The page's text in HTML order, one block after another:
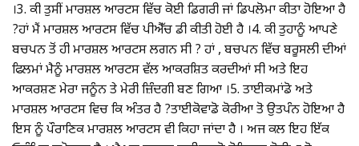
।3. ਕੀ ਤੁਸੀਂ ਮਾਰਸ਼ਲ ਆਰਟਸ ਵਿੱਚ ਕੋਈ ਡਿਗਰੀ ਜਾਂ ਡਿਪਲੋਮਾ ਕੀਤਾ ਹੋਇਆ ਹੈ
?ਹਾਂ ਮੈਂ ਮਾਰਸ਼ਲ ਆਰਟਸ ਵਿੱਚ ਪੀਐੱਚ ਡੀ ਕੀਤੀ ਹੋਈ ਹੈ ।4. ਕੀ ਤੁਹਾਨੂੰ ਆਪਣੇ
ਬਚਪਨ ਤੋਂ ਹੀ ਮਾਰਸ਼ਲ ਆਰਟਸ ਲਗਨ ਸੀ ? ਹਾਂ , ਬਚਪਨ ਵਿੱਚ ਬਰੂਸਲੀ ਦੀਆਂ
ਫਿਲਮਾਂ ਮੈਨੂੰ ਮਾਰਸ਼ਲ ਆਰਟਸ ਵੱਲ ਆਕਰਸ਼ਿਤ ਕਰਦੀਆਂ ਸੀ ਅਤੇ ਇਹ
ਆਕਰਸ਼ਣ ਮੇਰਾ ਜਨੂੰਨ ਤੇ ਮੇਰੀ ਜ਼ਿੰਦਗੀ ਬਣ ਗਿਆ ।5. ਤਾਈਕਮਾਂਡੋ ਅਤੇ
ਮਾਰਸ਼ਲ ਆਰਟਸ ਵਿਚ ਕਿ ਅੰਤਰ ਹੈ ?ਤਾਈਕੋਵਾਡੋ ਕੋਰੀਆ ਤੋ ਉਤਪੰਨ ਹੋਇਆ ਹੈ
ਇਸ ਨੂੰ ਪੌਰਾਣਿਕ ਮਾਰਸ਼ਲ ਆਰਟਸ ਵੀ ਕਿਹਾ ਜਾਂਦਾ ਹੈ । ਅਜ ਕਲ ਇਹ ਇੱਕ